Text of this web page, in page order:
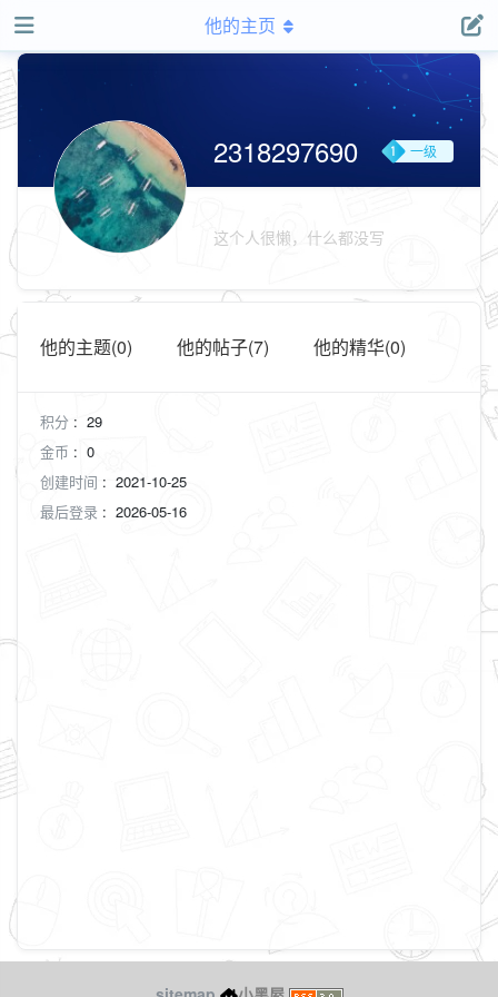
他的主页
2318297690
一级
这个人很懒，什么都没写
他的主题(0) 他的帖子(7) 他的精华(0)
积分 : 29
金币 : 0
创建时间 : 2021-10-25
最后登录 : 2026-05-16